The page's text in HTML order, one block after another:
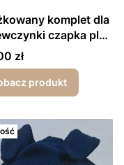
komplet dla
czapka plus
zawieszka
zł
produkt